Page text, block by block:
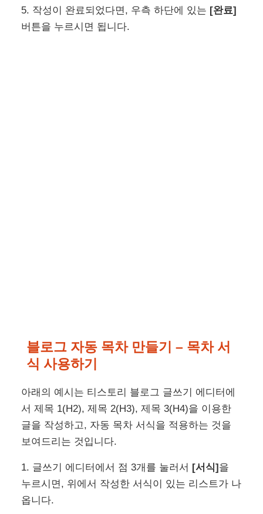
5. 작성이 완료되었다면, 우측 하단에 있는 [완료]
버튼을 누르시면 됩니다.
블로그 자동 목차 만들기 – 목차 서
식 사용하기
아래의 예시는 티스토리 블로그 글쓰기 에디터에
서 제목 1(H2), 제목 2(H3), 제목 3(H4)을 이용한
글을 작성하고, 자동 목차 서식을 적용하는 것을
보여드리는 것입니다.
1. 글쓰기 에디터에서 점 3개를 눌러서 [서식] 을
누르시면, 위에서 작성한 서식이 있는 리스트가 나
옵니다.